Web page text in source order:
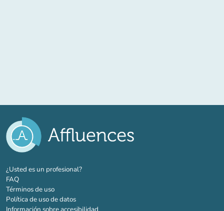
¿Usted es un profesional?(nueva pestaña)
FAQ
Términos de uso
Política de uso de datos